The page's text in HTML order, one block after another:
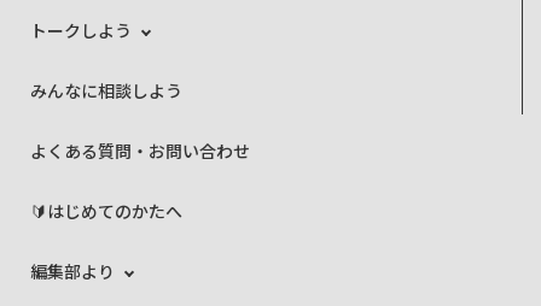
トークしよう
みんなに相談しよう
よくある質問・お問い合わせ
🔰はじめてのかたへ
編集部より